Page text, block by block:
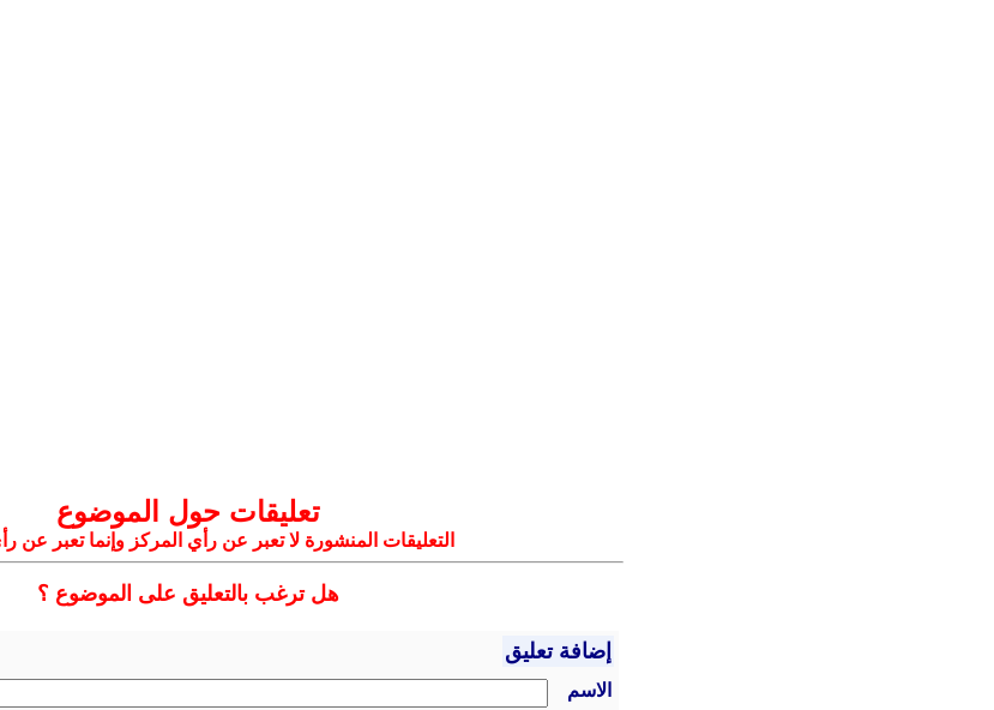
تعليقات حول الموضوع
التعليقات المنشورة لا تعبر عن رأي المركز وإنما تعبر عن
هل ترغب بالتعليق على الموضوع ؟
إضافة تعليق
الاسم